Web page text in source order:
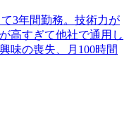
3年間勤務。技術力が
高すぎて他社で通用し
味の喪失、月100時間